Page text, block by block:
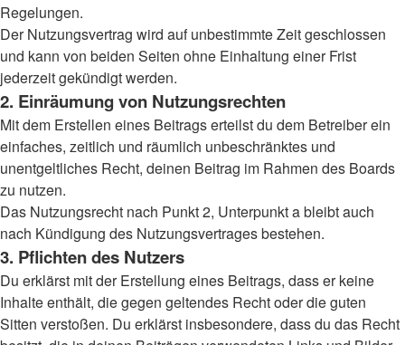
Regelungen.
Der Nutzungsvertrag wird auf unbestimmte Zeit geschlossen
und kann von beiden Seiten ohne Einhaltung einer Frist
jederzeit gekündigt werden.
2. Einräumung von Nutzungsrechten
Mit dem Erstellen eines Beitrags erteilst du dem Betreiber ein
einfaches, zeitlich und räumlich unbeschränktes und
unentgeltliches Recht, deinen Beitrag im Rahmen des Boards
zu nutzen.
Das Nutzungsrecht nach Punkt 2, Unterpunkt a bleibt auch
nach Kündigung des Nutzungsvertrages bestehen.
3. Pflichten des Nutzers
Du erklärst mit der Erstellung eines Beitrags, dass er keine
Inhalte enthält, die gegen geltendes Recht oder die guten
Sitten verstoßen. Du erklärst insbesondere, dass du das Recht